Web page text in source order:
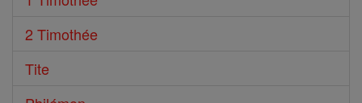
2 Timothée
Tite